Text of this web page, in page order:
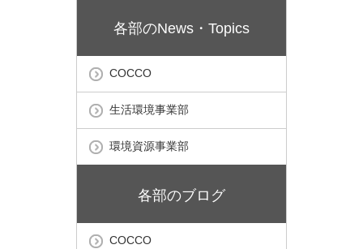
各部のNews・Topics
COCCO
生活環境事業部
環境資源事業部
各部のブログ
COCCO